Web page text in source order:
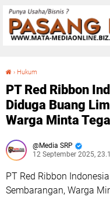
› Hukum
PT Red Ribbon
Diduga Buang
Warga Minta
Media SRP
12 September 2025,
PT Red Ribbon
Sembarangan, Warga